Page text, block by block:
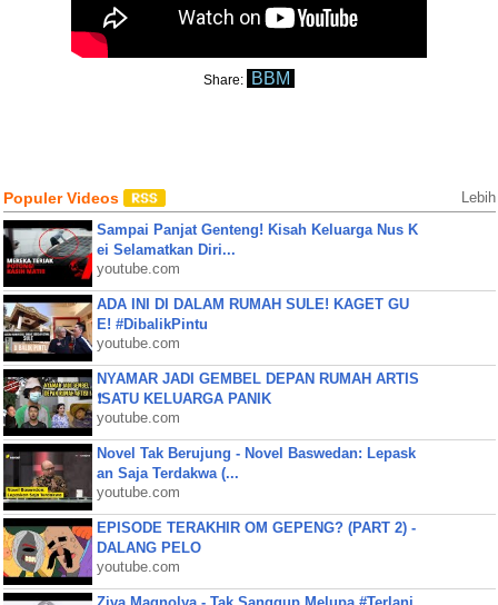
Share: BBM
Populer Videos Lebih
Sampai Panjat Genteng! Kisah Keluarga Nus K
ei Selamatkan Diri...
youtube.com
ADA INI DI DALAM RUMAH SULE! KAGET GU
E! #DibalikPintu
youtube.com
NYAMAR JADI GEMBEL DEPAN RUMAH ARTIS
❗SATU KELUARGA PANIK
youtube.com
Novel Tak Berujung - Novel Baswedan: Lepask
an Saja Terdakwa (...
youtube.com
EPISODE TERAKHIR OM GEPENG? (PART 2) -
DALANG PELO
youtube.com